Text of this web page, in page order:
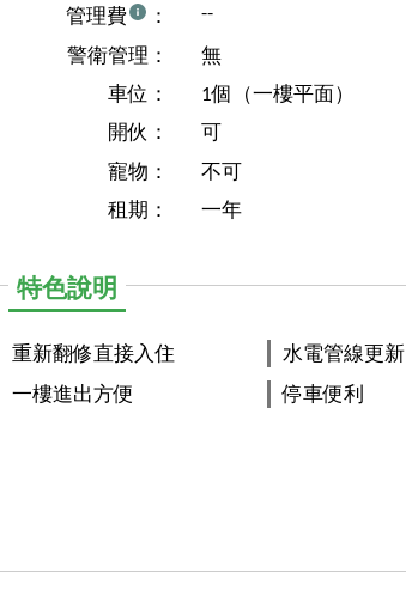
管理費
： --
警衛管理：
無
車位：
1個（一樓平面）
開伙：
可
寵物：
不可
租期：
一年
特色說明
重新翻修直接入住
一樓進出方便
水電管線更新
停車便利